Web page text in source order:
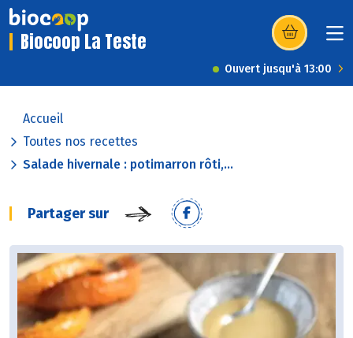
Biocoop La Teste (s’ouvre dans
Ouvert jusqu'à 13:00
Accueil
Toutes nos recettes
Salade hivernale : potimarron rôti,...
Partager sur